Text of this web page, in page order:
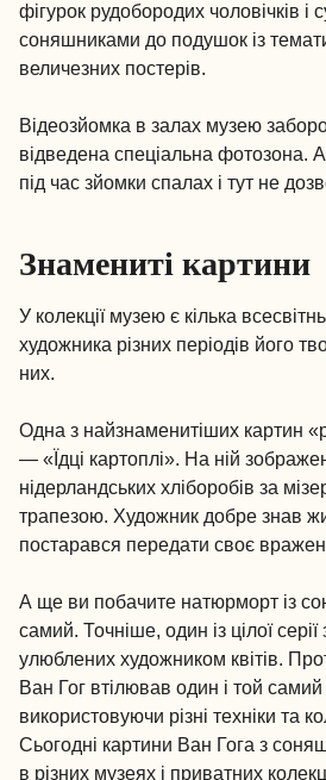
фігурок рудобородих чоловічків і
соняшниками до подушок із
величезних постерів.
Відеозйомка в залах музею
відведена спеціальна фотозона.
під час зйомки спалах і тут не
Знамениті картини
У колекції музею є кілька
художника різних періодів його
них.
Одна з найзнаменитіших картин
— «Їдці картоплі». На ній
нідерландських хліборобів за
трапезою. Художник добре знав
постарався передати своє
А ще ви побачите натюрморт із
самий. Точніше, один із цілої
улюблених художником квітів.
Ван Гог втілював один і той
використовуючи різні техніки та
Сьогодні картини Ван Гога з
в різних музеях і приватних